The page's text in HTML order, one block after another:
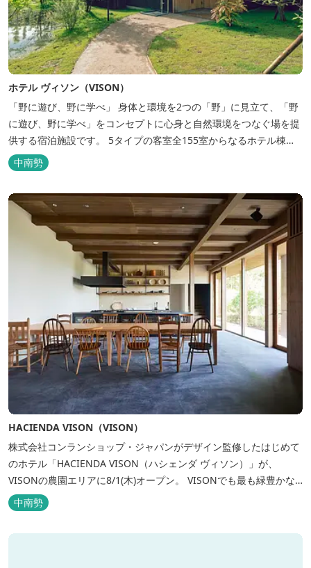
ホテル ヴィソン（VISON）
「野に遊び、野に学べ」 身体と環境を2つの「野」に見立て、「野
に遊び、野に学べ」をコンセプトに心身と自然環境をつなぐ場を提
供する宿泊施設です。 5タイプの客室全155室からなるホテル棟
と、プライベートな滞在が楽しめる一棟独立型のヴィラ6棟がござ
います。
中南勢
HACIENDA VISON（VISON）
株式会社コンランショップ・ジャパンがデザイン監修したはじめて
のホテル「HACIENDA VISON（ハシェンダ ヴィソン）」が、
VISONの農園エリアに8/1(木)オープン。 VISONでも最も緑豊かな
農園エリアに建つHACIENDA VISON。 ホテル名
の“HACIENDA”は、スペイン語で荘園の主の館を...
中南勢